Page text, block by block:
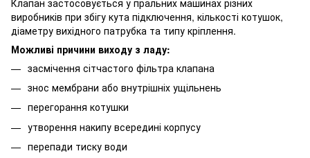
виробників при збігу кута підключення, кількості котушок,
діаметру вихідного патрубка та типу кріплення.
Можливі причини виходу з ладу:
засмічення сітчастого фільтра клапана
знос мембрани або внутрішніх ущільнень
перегорання котушки
утворення накипу всередині корпусу
перепади тиску води